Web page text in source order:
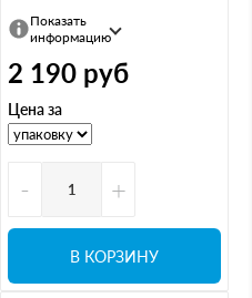
Показать
информацию
2 190 руб
Цена за
- +
В КОРЗИНУ